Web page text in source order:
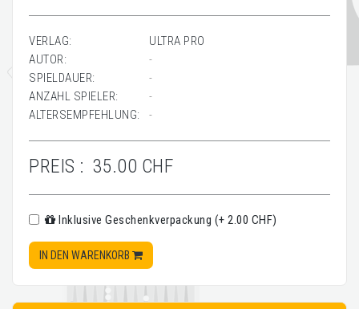
VERLAG:
ULTRA PRO
AUTOR:
-
SPIELDAUER:
-
ANZAHL SPIELER:
-
ALTERSEMPFEHLUNG:
-
PREIS : 35.00 CHF
Inklusive Geschenkverpackung (+ 2.00 CHF)
IN DEN WARENKORB